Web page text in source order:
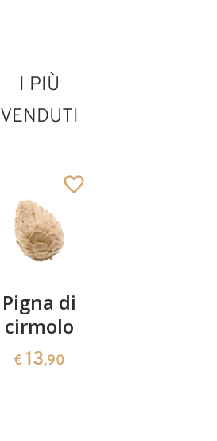
Santa Taziana di
Roma
Aggiunto al carrello
I PIÙ
VENDUTI
Pigna di
cirmolo
€ 13,90